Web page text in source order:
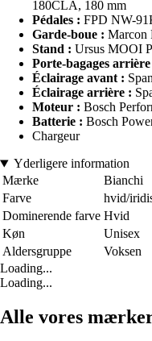
180CLA, 180 mm
Pédales : FPD NW-
Garde-boue : Marcon
Stand : Ursus MOOI
Porte-bagages
Éclairage avant :
Éclairage arrière :
Moteur : Bosch
Batterie : Bosch
Chargeur
Yderligere information
Mærke
Bianchi
Farve
hvid/
Dominerende farve Hvid
Køn
Unisex
Aldersgruppe
Voksen
Loading...
Loading...
Alle vores